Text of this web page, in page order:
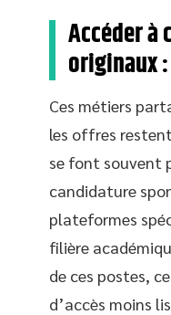
Accéder à
originaux
Ces métiers
les offres
se font souvent
candidature
plateformes
filière
de ces postes,
d’accès moins